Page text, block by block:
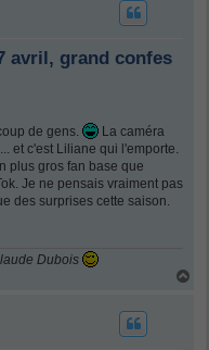
avril, grand confes
de gens.
La caméra
et c'est Liliane qui l'emporte.
plus gros fan base que
Je ne pensais vraiment pas
des surprises cette saison.
Dubois